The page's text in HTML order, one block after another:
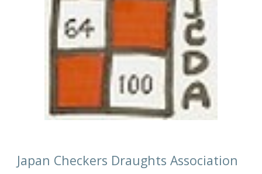
Japan Checkers Draughts Association